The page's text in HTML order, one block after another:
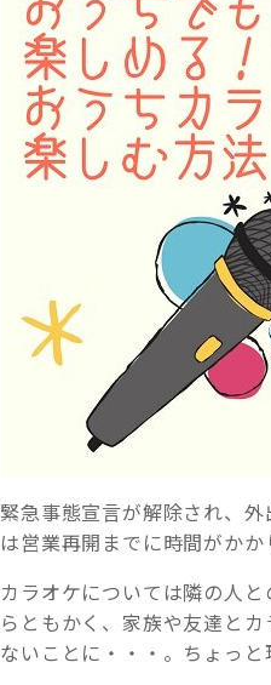
緊急事態宣言が解除され、
は営業再開までに時間がかか
カラオケについては隣の人
らともかく、家族や友達と
ないことに・・・。ちょっと